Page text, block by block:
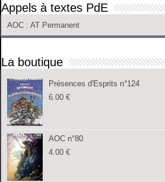
Appels à textes PdE
AOC : AT Permanent
La boutique
Présences d'Esprits n°124
6.00€
AOC n°80
4.00€